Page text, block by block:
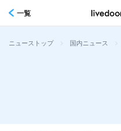
一覧
ニューストップ > 国内ニュース >